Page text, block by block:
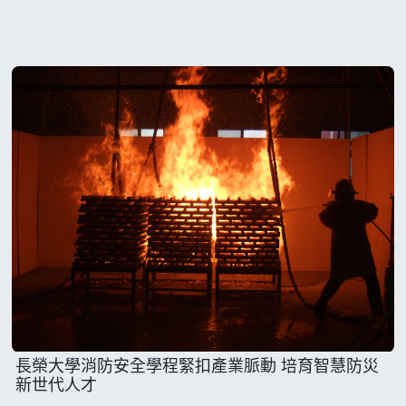
長榮大學消防安全學程緊扣產業脈動 培育智慧防災
新世代人才